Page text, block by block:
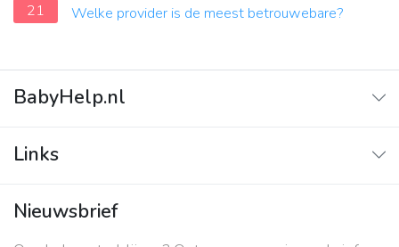
21
Welke provider is de meest betrouwebare?
BabyHelp.nl
Vraag & Antwoord
Links
Contact
Nieuwsbrief